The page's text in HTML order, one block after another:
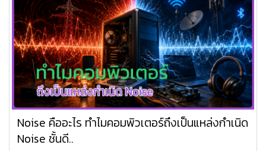
Noise คืออะไร ทำไมคอมพิวเตอร์ถึงเป็นแหล่งกำเนิด
Noise ชั้นดี..